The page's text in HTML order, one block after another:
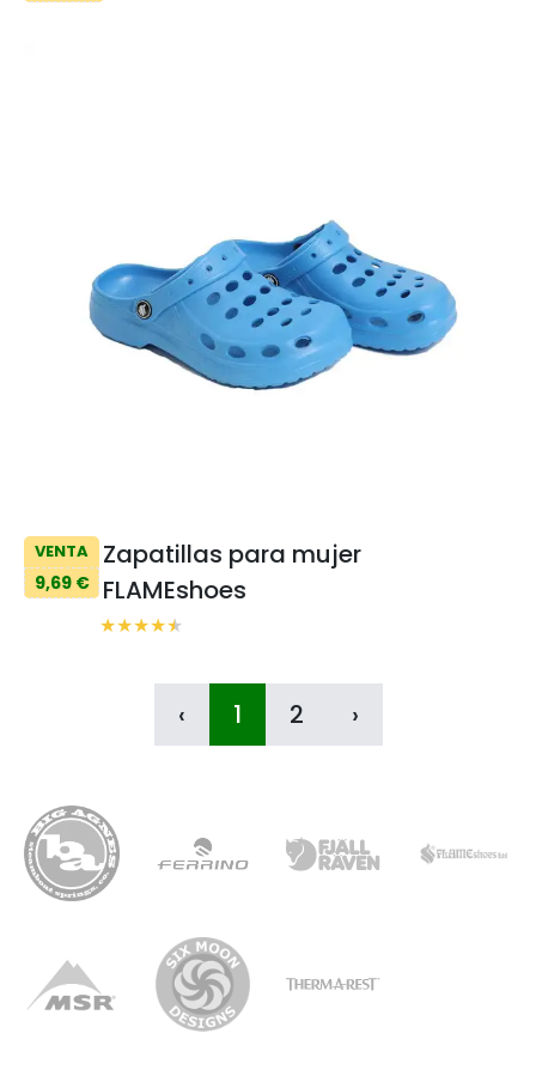
VENTA
9,69 €
Zapatillas para mujer
FLAMEshoes
‹ 1 2 ›